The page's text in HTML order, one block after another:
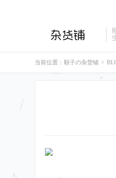
当前位置： 順子の杂货铺 >